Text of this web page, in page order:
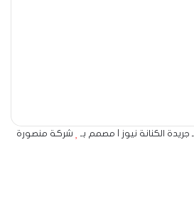
الكنانة نيوز | مصمم بـ
شركة منصورة